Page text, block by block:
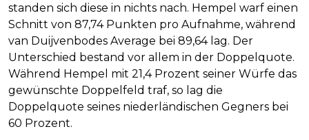
standen sich diese in nichts nach. Hempel warf einen
Schnitt von 87,74 Punkten pro Aufnahme, während
van Duijvenbodes Average bei 89,64 lag. Der
Unterschied bestand vor allem in der Doppelquote.
Während Hempel mit 21,4 Prozent seiner Würfe das
gewünschte Doppelfeld traf, so lag die
Doppelquote seines niederländischen Gegners bei
60 Prozent.